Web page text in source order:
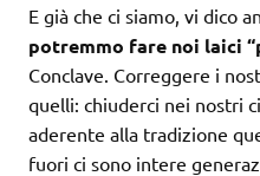
E già che ci siamo, vi dico
potremmo fare noi laici
Conclave. Correggere i
quelli: chiuderci nei nostri
aderente alla tradizione
fuori ci sono intere